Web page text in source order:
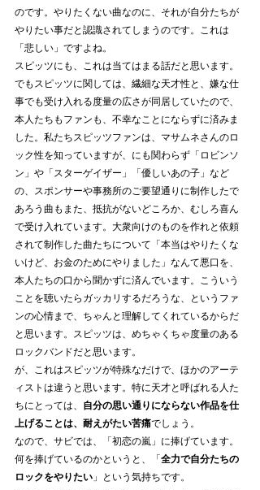
のです。やりたくない曲なのに、それが自分たちが
やりたい事だと認識されてしまうのです。これは
「悲しい」ですよね。
スピッツにも、これは当てはまる話だと思います。
でもスピッツに関しては、繊細な天才性と、嫌な仕
事でも受け入れる度量の広さが同居していたので、
本人たちもファンも、不幸なことにならずに済みま
した。私たちスピッツファンは、マサムネさんのロ
ック性を知っていますが、にも関わらず「ロビンソ
ン」や「スターゲイザー」「優しいあの子」など
の、スポンサーや事務所のご要望通りに制作したで
あろう曲もまた、抵抗がないどころか、むしろ喜ん
で受け入れています。大衆向けのものを作れと依頼
されて制作した曲たちについて「本当はやりたくな
いけど、お金のためにやりました」なんて悪口を、
本人たちの口から聞かずに済んでいます。こういう
ことを聴いたらガッカリするだろうな、というファ
ンの心情まで、ちゃんと理解してくれているからだ
と思います。スピッツは、めちゃくちゃ度量のある
ロックバンドだと思います。
が、これはスピッツが特殊なだけで、ほかのアーテ
ィストは違うと思います。特に天才と呼ばれる人た
ちにとっては、
自分の思い通りにならない作品を仕
上げることは、耐えがたい苦痛でしょう。
なので、サビでは、「初恋の嵐」に捧げています。
何を捧げているのかというと、「 全力で自分たちの
ロックをやりたい 」という気持ちです。